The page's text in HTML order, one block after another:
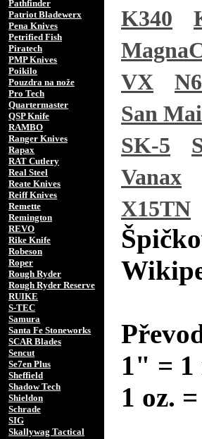
Pathfinder
Patriot Bladewerx
Pena Knives
Petrified Fish
Piratech
PMP Knives
Poikilo
Pouzdra na nože
Pro Tech
Quartermaster
QSP Knife
RAMBO
Ranger Knives
Rapax
RAT Cutlery
Real Steel
Reate Knives
Reiff Knives
Remette
Remington
REVO
Rike Knife
Robeson
Roper
Rough Ryder
Rough Ryder Reserve
RUIKE
S-TEC
Samura
Santa Fe Stoneworks
SCAR Blades
Sencut
Se7en Plus
Sheffield
Shadow Tech
Shieldon
Schrade
SIG
Skallywag Tactical
K340
VX
San
SK-5
Vanax
X15TN
1" = 1
1 oz.